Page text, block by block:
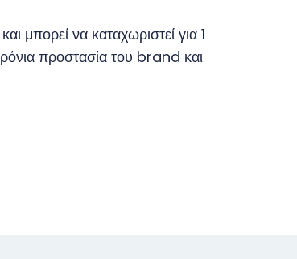
μπορεί να καταχωριστεί για 1
προστασία του brand και